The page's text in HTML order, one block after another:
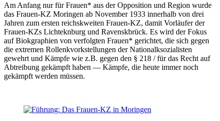
Am Anfang nur für Frauen* aus der Opposition und Region wurde
das Frauen-KZ Moringen ab November 1933 innerhalb von drei
Jahren zum ersten reichsk­weiten Frauen-KZ, damit Vorläufer der
Frauen-KZs Lichtek­nburg und Ravensk­brück. Es wird der Fokus
auf Biok­graphien von verfolgten Frauen* gerichtet, die sich gegen
die extremen Rollenk­vork­stellungen der Nationalk­sozialisten
gewehrt und Kämpfe wie z.B. gegen den § 218 / für das Recht auf
Abtreibung gekämpft haben — Kämpfe, die heute immer noch
gekämpft werden müssen.